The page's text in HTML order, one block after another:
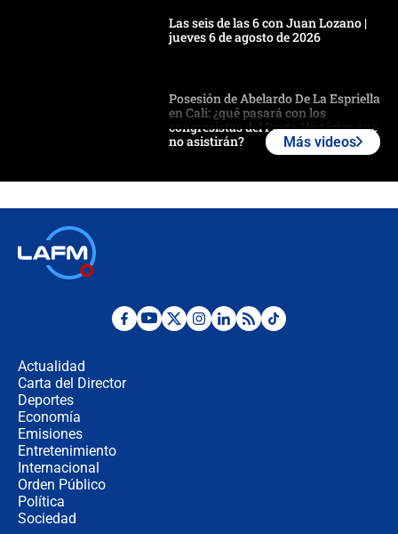
Las seis de las 6 con Juan Lozano |
jueves 6 de agosto de 2026
Posesión de Abelardo De La Espriella
en Cali: ¿qué pasará con los
congresistas del Pacto Histórico que
no asistirán?
crece el pulso por la elección del
¿Por qué De la Espriella gobernará
Más videos
Actualidad
Carta del Director
Deportes
Economía
Emisiones
Entretenimiento
Internacional
Orden Público
Política
Sociedad